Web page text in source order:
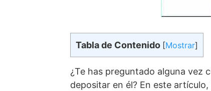
Tabla de Contenido [Mostrar]
¿Te has preguntado alguna vez
depositar en él? En este